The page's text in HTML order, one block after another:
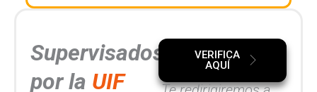
Supervisados
por la UIF
VERIFICA
AQUÍ